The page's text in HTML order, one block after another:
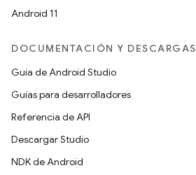
Android 11
DOCUMENTACIÓN Y DESCARGAS
Guía de Android Studio
Guías para desarrolladores
Referencia de API
Descargar Studio
NDK de Android